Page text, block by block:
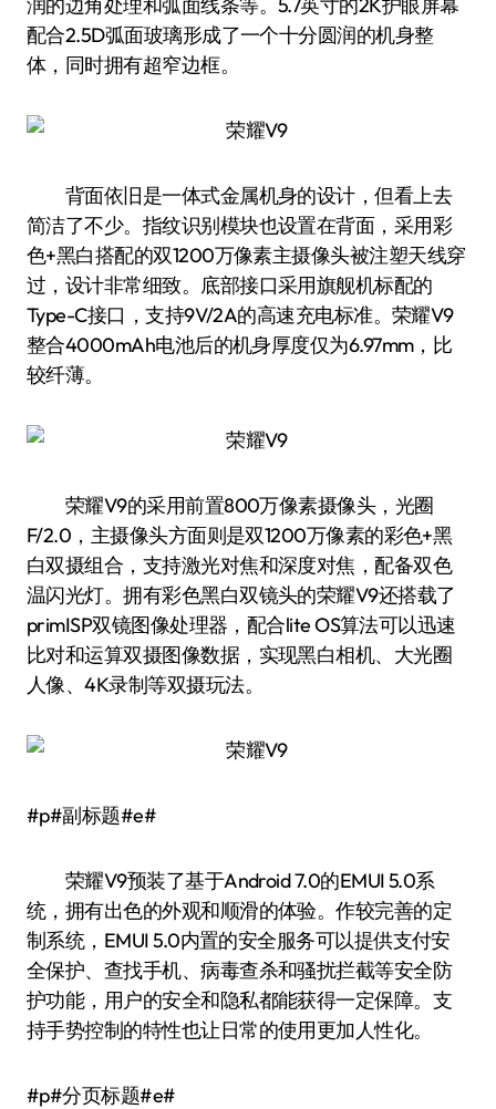
配合2.5D弧面玻璃形成了一个十分圆润的机身整
体，同时拥有超窄边框。
背面依旧是一体式金属机身的设计，但看上去
简洁了不少。指纹识别模块也设置在背面，采用彩
色+黑白搭配的双1200万像素主摄像头被注塑天线穿
过，设计非常细致。底部接口采用旗舰机标配的
Type-C接口，支持9V/2A的高速充电标准。荣耀V9
整合4000mAh电池后的机身厚度仅为6.97mm，比
较纤薄。
荣耀V9的采用前置800万像素摄像头，光圈
F/2.0，主摄像头方面则是双1200万像素的彩色+黑
白双摄组合，支持激光对焦和深度对焦，配备双色
温闪光灯。拥有彩色黑白双镜头的荣耀V9还搭载了
primISP双镜图像处理器，配合lite OS算法可以迅速
比对和运算双摄图像数据，实现黑白相机、大光圈
人像、4K录制等双摄玩法。
#p#副标题#e#
荣耀V9预装了基于Android 7.0的EMUI 5.0系
统，拥有出色的外观和顺滑的体验。作较完善的定
制系统，EMUI 5.0内置的安全服务可以提供支付安
全保护、查找手机、病毒查杀和骚扰拦截等安全防
护功能，用户的安全和隐私都能获得一定保障。支
持手势控制的特性也让日常的使用更加人性化。
#p#分页标题#e#